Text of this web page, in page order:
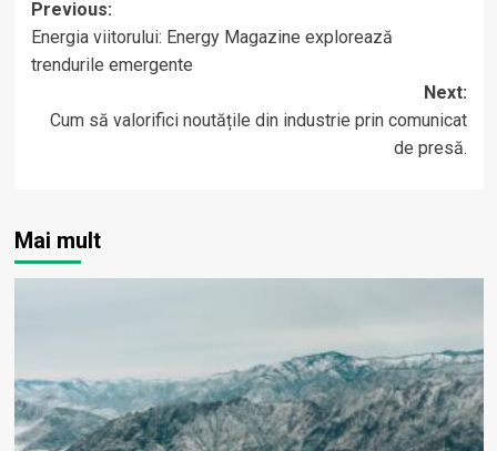
Post
navigation
Previous:
Energia viitorului: Energy Magazine explorează
trendurile emergente
Next:
Cum să valorifici noutățile din industrie prin comunicat
de presă.
Mai mult